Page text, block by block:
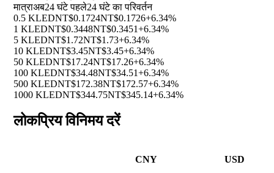
मात्राअब24 घंटे पहले24 घंटे का परिवर्तन
0.5 KLEDNT$0.1724NT$0.1726+6.34%
1 KLEDNT$0.3448NT$0.3451+6.34%
5 KLEDNT$1.72NT$1.73+6.34%
10 KLEDNT$3.45NT$3.45+6.34%
50 KLEDNT$17.24NT$17.26+6.34%
100 KLEDNT$34.48NT$34.51+6.34%
500 KLEDNT$172.38NT$172.57+6.34%
1000 KLEDNT$344.75NT$345.14+6.34%
लोकप्रिय विनिमय दरें
CNY USD